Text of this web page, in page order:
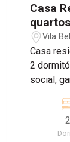
Casa
Claro/
Vila
Casa
2
social,
2